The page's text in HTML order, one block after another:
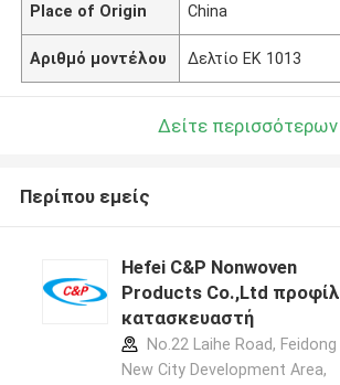
Place of Origin China
Αριθμό μοντέλου Δελτίο ΕΚ 1013
Δείτε περισσότερων
Περίπου εμείς
Hefei C&P Nonwoven
Products Co.,Ltd προφίλ
κατασκευαστή
No.22 Laihe Road, Feidong
New City Development Area,